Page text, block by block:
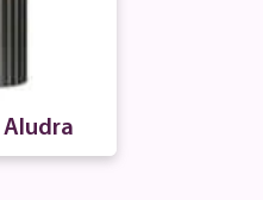
Aludra